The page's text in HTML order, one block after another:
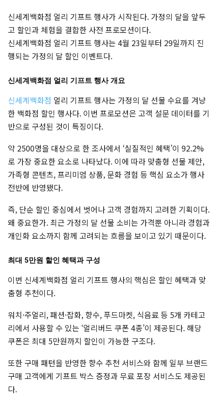
신세계백화점 얼리 기프트 행사가 시작된다. 가정의 달을 앞두
고 할인과 체험을 결합한 사전 프로모션이다.
신세계백화점 얼리 기프트 행사는 4월 23일부터 29일까지 진
행되는 가정의 달 할인 이벤트다.
신세계백화점 얼리 기프트 행사 개요
신세계백화점 얼리 기프트 행사는 가정의 달 선물 수요를 겨냥
한 백화점 할인 행사다. 이번 프로모션은 고객 설문 데이터를 기
반으로 구성된 것이 특징이다.
약 2500명을 대상으로 한 조사에서 ‘실질적인 혜택’이 92.2%
로 가장 중요한 요소로 나타났다. 이에 따라 맞춤형 선물 제안,
가족형 콘텐츠, 프리미엄 상품, 문화 경험 등 핵심 요소가 행사
전반에 반영됐다.
즉, 단순 할인 중심에서 벗어나 고객 경험까지 고려한 기획이다.
왜 중요한가. 최근 가정의 달 선물 소비는 가격뿐 아니라 경험과
개인화 요소까지 함께 고려되는 흐름을 보이고 있기 때문이다.
최대 5만원 할인 혜택과 구성
이번 신세계백화점 얼리 기프트 행사의 핵심은 할인 혜택과 맞
춤형 추천이다.
워치·주얼리, 패션·잡화, 향수, 푸드마켓, 식음료 등 5개 카테고
리에서 사용할 수 있는 ‘얼리버드 쿠폰 4종’이 제공된다. 해당
쿠폰은 최대 5만원까지 할인이 가능한 구조다.
또한 구매 패턴을 반영한 향수 추천 서비스와 함께 일부 브랜드
구매 고객에게 기프트 박스 증정과 무료 포장 서비스도 제공된
다.